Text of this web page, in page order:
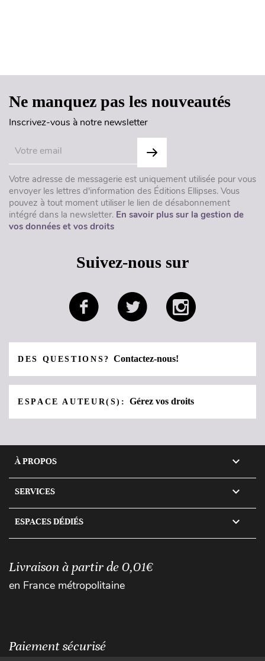
Ne manquez pas les nouveautés
Inscrivez-vous à notre newsletter
Votre adresse de messagerie est uniquement utilisée pour vous
envoyer les lettres d'information des Éditions Ellipses. Vous
pouvez à tout moment utiliser le lien de désabonnement
intégré dans la newsletter. En savoir plus sur la gestion de
vos données et vos droits
Suivez-nous sur
DES QUESTIONS?Contactez-nous!
ESPACE AUTEUR(S):Gérez vos droits
À PROPOS 
SERVICES 
ESPACES DÉDIÉS 
Livraison à partir de 0,01€
en France métropolitaine
Paiement sécurisé